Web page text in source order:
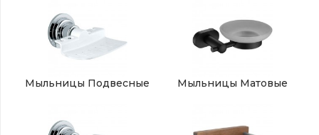
Мыльницы Подвесные Мыльницы Матовые